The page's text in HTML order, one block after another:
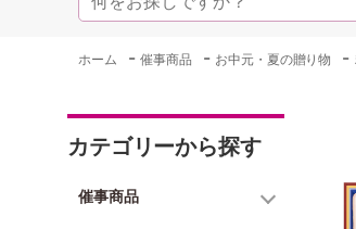
ホーム -催事商品 - お中元・夏の贈り物 -
カテゴリーから探す
催事商品